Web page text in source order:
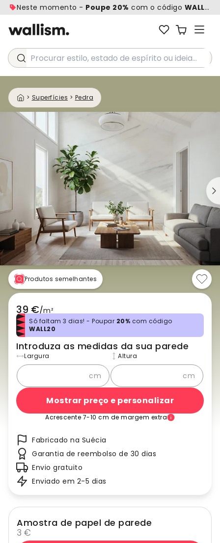
Neste momento - Poupe 20% com o código WALL20
Procurar estilo, estado de espírito ou ideia...
> Superfícies > Pedra
Produtos semelhantes
39 €/m²
Só faltam 3 dias! - Poupar 20% com código
WALL20
Introduza as medidas da sua parede
Largura
cm
Altura
cm
Mostrar preço e personalizar
Acrescente 7-10 cm de margem extra
Fabricado na Suécia
Garantia de reembolso de 30 dias
Envio gratuito
Enviado em 2-5 dias
Amostra de papel de parede
3 €